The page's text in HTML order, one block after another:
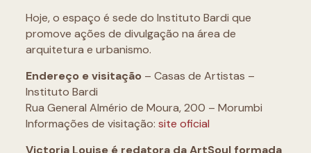
Hoje, o espaço é sede do Instituto Bardi que
promove ações de divulgação na área de
arquitetura e urbanismo.
Endereço e visitação – Casas de Artistas –
Instituto Bardi
Rua General Almério de Moura, 200 – Morumbi
Informações de visitação: site oficial
Victoria Louise é redatora da ArtSoul formada